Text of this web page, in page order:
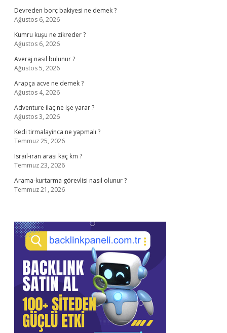
Devreden borç bakiyesi ne demek ?
Ağustos 6, 2026
Kumru kuşu ne zikreder ?
Ağustos 6, 2026
Averaj nasıl bulunur ?
Ağustos 5, 2026
Arapça acve ne demek ?
Ağustos 4, 2026
Adventure ilaç ne işe yarar ?
Ağustos 3, 2026
Kedi tirmalayinca ne yapmalı ?
Temmuz 25, 2026
Israıl-ıran arası kaç km ?
Temmuz 23, 2026
Arama-kurtarma görevlisi nasıl olunur ?
Temmuz 21, 2026